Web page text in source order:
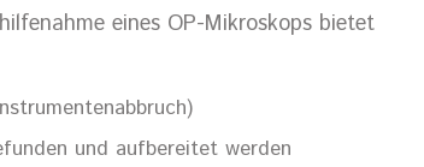
eines OP-Mikroskops bietet
und aufbereitet werden